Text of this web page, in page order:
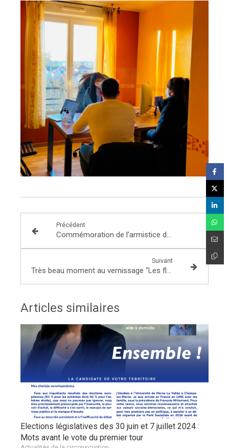
Précédent
Commémoration de l’armistice de 1918
Suivant
Très beau moment au vernissage "Les fleurs, c'est le berceau de la vie"
Articles similaires
Elections législatives des 30 juin et 7 juillet 2024 :
Mots avant le vote du premier tour